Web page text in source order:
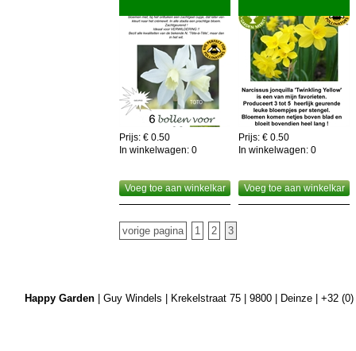
Prijs: € 0.50
In winkelwagen: 0
Voeg toe aan winkelkar
Prijs: € 0.50
In winkelwagen: 0
Voeg toe aan winkelkar
vorige pagina 1 2 3
Happy Garden| Guy Windels | Krekelstraat 75 | 9800 | Deinze | +32